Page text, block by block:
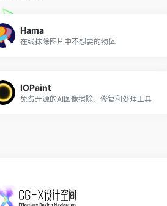
Hama
在线抹除图片中不想要的物体
IOPaint
免费开源的AI图像擦除、修复和处理工具